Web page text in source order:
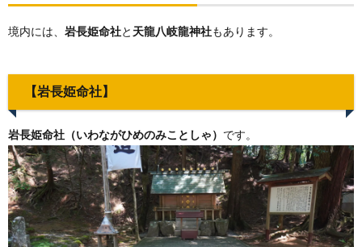
境内には、 岩長姫命社と 天龍八岐龍神社もあります。
【岩長姫命社】
岩長姫命社（いわながひめのみことしゃ） です。